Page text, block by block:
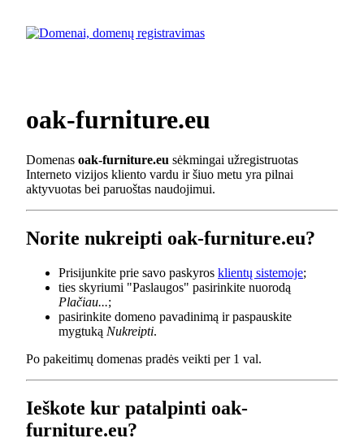
oak-furniture.eu
Domenas oak-furniture.eu sėkmingai užregistruotas
Interneto vizijos kliento vardu ir šiuo metu yra pilnai
aktyvuotas bei paruoštas naudojimui.
Norite nukreipti oak-furniture.eu?
Prisijunkite prie savo paskyros klientų sistemoje;
ties skyriumi "Paslaugos" pasirinkite nuorodą
Plačiau...;
pasirinkite domeno pavadinimą ir paspauskite
mygtuką Nukreipti.
Po pakeitimų domenas pradės veikti per 1 val.
Ieškote kur patalpinti oak-
furniture.eu?